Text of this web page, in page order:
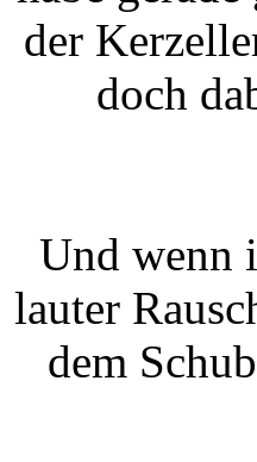
der
doch
Und wenn
lauter
dem